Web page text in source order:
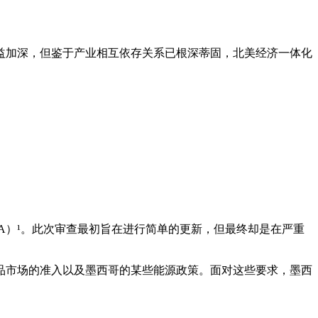
深，但鉴于产业相互依存关系已根深蒂固，北美经济一体化
¹。此次审查最初旨在进行简单的更新，但最终却是在严重
场的准入以及墨西哥的某些能源政策。面对这些要求，墨西